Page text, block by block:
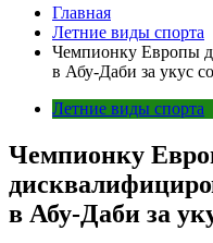
Главная
Летние виды спорта
Чемпионку Европы
в Абу-Даби за укус
Летние виды спорта
Чемпионку
в Абу-Даби за